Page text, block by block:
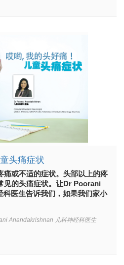
头痛症状
痛或不适的症状。头部以上的疼
见的头痛症状。让Dr Poorani
医生告诉我们，如果我们家小
Anandakrishnan 儿科神经科医生